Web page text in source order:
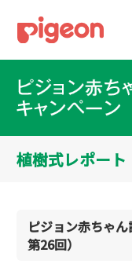
植樹式レポート
ピジョン赤ちゃ
第26回）